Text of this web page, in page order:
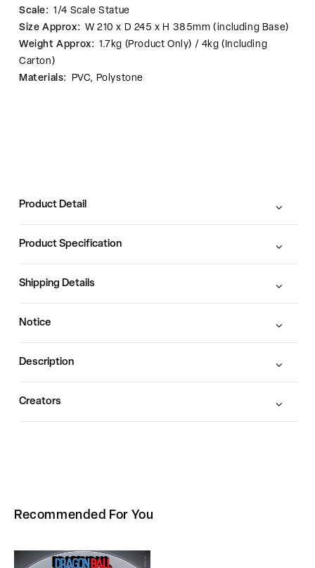
Scale: 1/4 Scale Statue
Size Approx: W 210 x D 245 x H 385mm (including Base)
Weight Approx: 1.7kg (Product Only) / 4kg (Including
Carton)
Materials:
PVC, Polystone
Product Detail
Product Specification
Shipping Details
Notice
Description
Creators
Recommended For You